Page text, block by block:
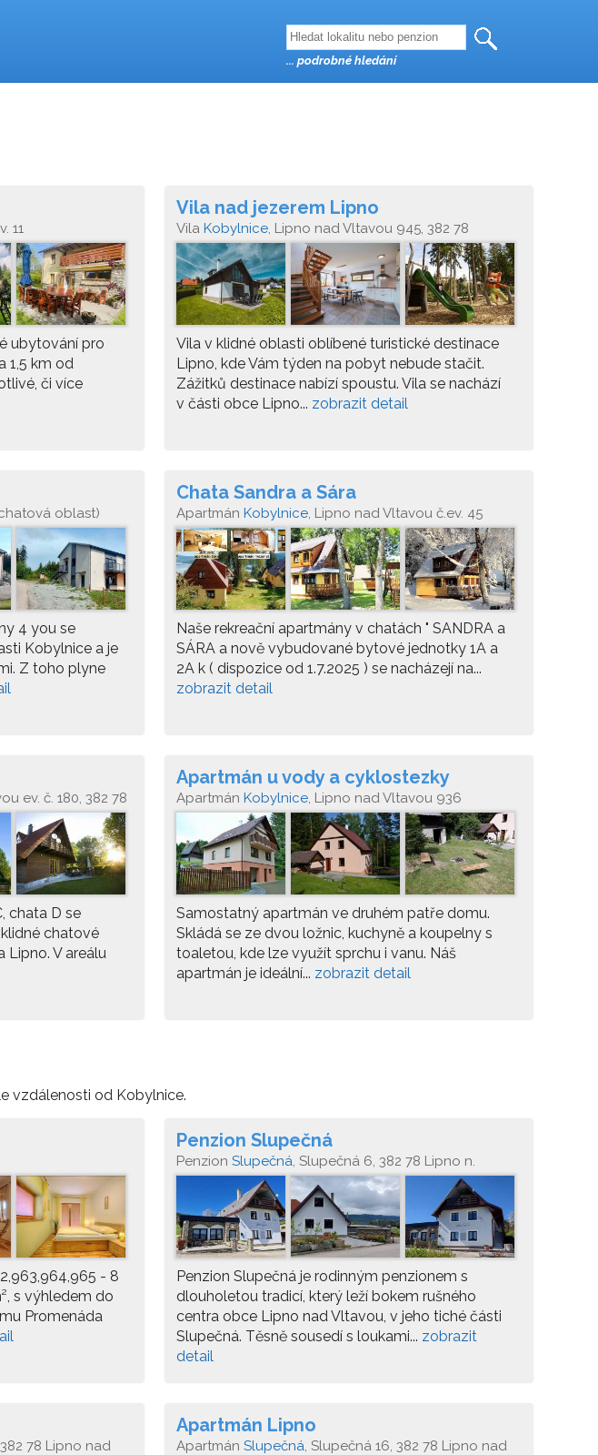
11
ubytování pro
1,5 km od
či více
Vila nad jezerem Lipno
Vila Kobylnice, Lipno nad Vltavou 945, 382 78
Vila v klidné oblasti oblíbené turistické destinace
Lipno, kde Vám týden na pobyt nebude stačit.
Zážitků destinace nabízí spoustu. Vila se nachází
v části obce Lipno... zobrazit detail
oblast)
4 you se
Kobylnice a je
Z toho plyne
Chata Sandra a Sára
Apartmán Kobylnice, Lipno nad Vltavou č.ev. 45
Naše rekreační apartmány v chatách " SANDRA a
SÁRA a nově vybudované bytové jednotky 1A a
2A k ( dispozice od 1.7.2025 ) se nacházejí na...
zobrazit detail
ev. č. 180, 382 78
chata D se
chatové
Lipno. V areálu
Apartmán u vody a cyklostezky
Apartmán Kobylnice, Lipno nad Vltavou 936
Samostatný apartmán ve druhém patře domu.
Skládá se ze dvou ložnic, kuchyně a koupelny s
toaletou, kde lze využít sprchu i vanu. Náš
apartmán je ideální... zobrazit detail
vzdálenosti od Kobylnice.
- 8
s výhledem do
Promenáda
Penzion Slupečná
Penzion Slupečná, Slupečná 6, 382 78 Lipno n.
Penzion Slupečná je rodinným penzionem s
dlouholetou tradicí, který leží bokem rušného
centra obce Lipno nad Vltavou, v jeho tiché části
Slupečná. Těsně sousedí s loukami... zobrazit
detail
78 Lipno nad
Apartmán Lipno
Apartmán Slupečná, Slupečná 16, 382 78 Lipno nad
... podrobné hledání